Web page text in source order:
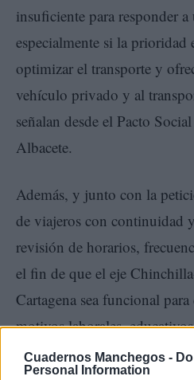
Cuadernos Manchegos -
Personal Information
insuficiente para responder
especialmente si la prioridad
optimizar el transporte y
vehículo privado y al
señalan desde el Pacto
Albacete.
Además, y junto con la
de viajeros con continuidad
revisión de horarios,
el fin de que el eje
Cartagena sea funcional
motivos laborales,
servicios.